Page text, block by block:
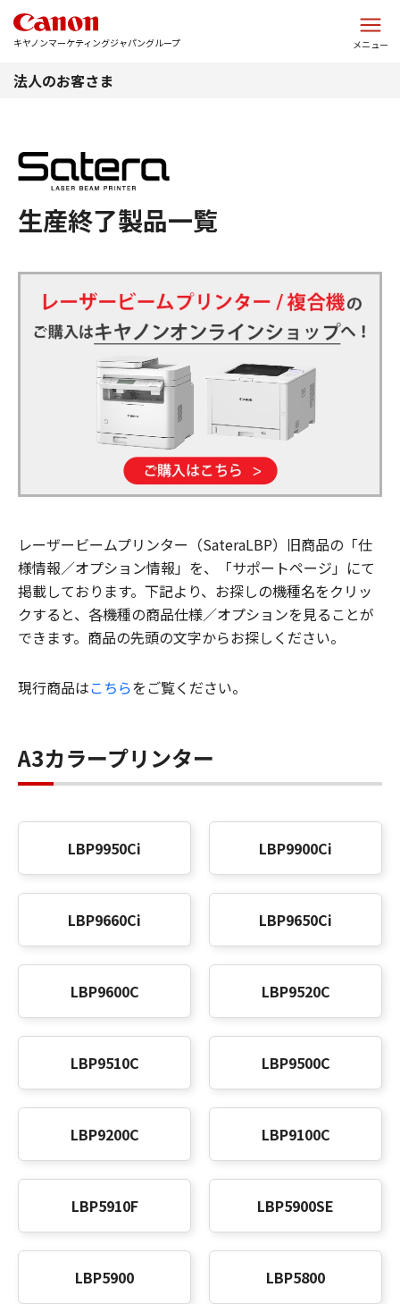
キヤノンマーケティングジャパングループ メニュー
法人のお客さま
生産終了製品一覧
レーザービームプリンター（SateraLBP）旧商品の「仕
様情報／オプション情報」を、「サポートページ」にて
掲載しております。下記より、お探しの機種名をクリッ
クすると、各機種の商品仕様／オプションを見ることが
できます。商品の先頭の文字からお探しください。
現行商品はこちらをご覧ください。
A3カラープリンター
LBP9950Ci LBP9900Ci
LBP9660Ci LBP9650Ci
LBP9600C LBP9520C
LBP9510C LBP9500C
LBP9200C LBP9100C
LBP5910F LBP5900SE
LBP5900 LBP5800